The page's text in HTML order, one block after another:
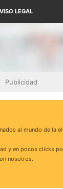
LEGAL
Publicidad
al mundo de la
y en pocos clicks
nosotros.